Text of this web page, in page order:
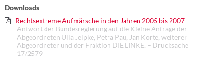
DIE LINKE
Weitere Themen
Downloads
Rechtsextreme Aufmärsche in den Jahren 2005 bis 2007
Antwort der Bundesregierung auf die Kleine Anfrage der
Abgeordneten Ulla Jelpke, Petra Pau, Jan Korte, weiterer
Abgeordneter und der Fraktion DIE LINKE. – Drucksache
17/2579 –